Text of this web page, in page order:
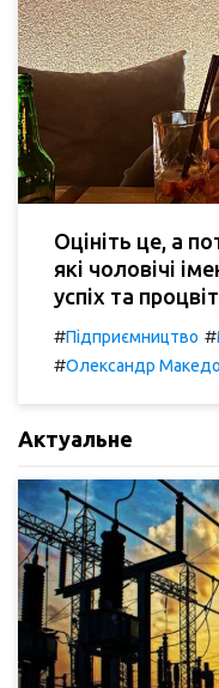
Оцініть це, а
які чоловічі
успіх та
#Підприємництво #
#Олександр
Актуальне